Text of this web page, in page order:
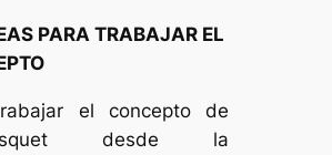
PARA TRABAJAR EL
el concepto de
desde la